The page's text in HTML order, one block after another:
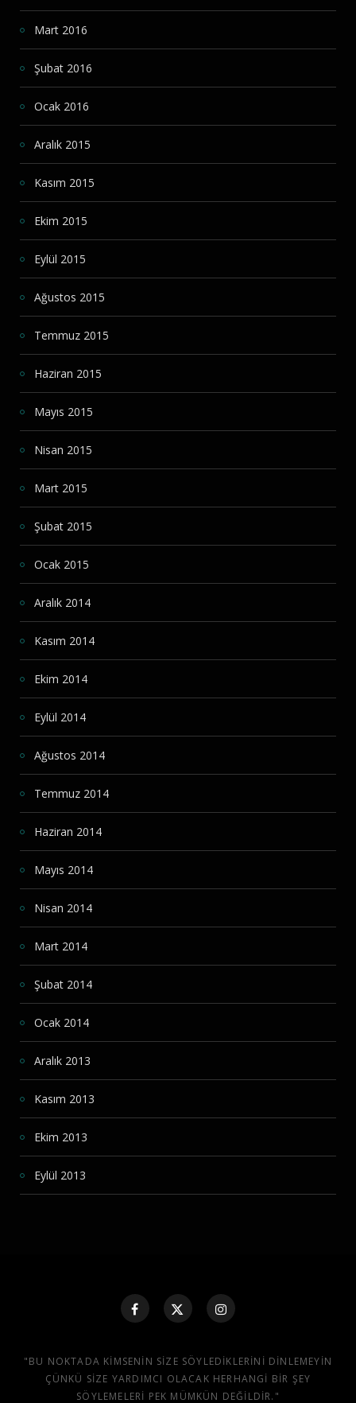
Mart 2016
Şubat 2016
Ocak 2016
Aralık 2015
Kasım 2015
Ekim 2015
Eylül 2015
Ağustos 2015
Temmuz 2015
Haziran 2015
Mayıs 2015
Nisan 2015
Mart 2015
Şubat 2015
Ocak 2015
Aralık 2014
Kasım 2014
Ekim 2014
Eylül 2014
Ağustos 2014
Temmuz 2014
Haziran 2014
Mayıs 2014
Nisan 2014
Mart 2014
Şubat 2014
Ocak 2014
Aralık 2013
Kasım 2013
Ekim 2013
Eylül 2013
"BU NOKTADA KIMSENIN SIZE SÖYLEDIKLERINI DINLEMEYIN
ÇÜNKÜ SIZE YARDIMCI OLACAK HERHANGI BIR ŞEY
SÖYLEMELERI PEK MÜMKÜN DEĞILDIR."